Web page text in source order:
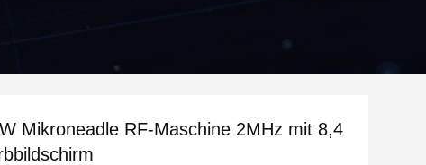
Mikroneadle RF-Maschine 2MHz mit 8,4